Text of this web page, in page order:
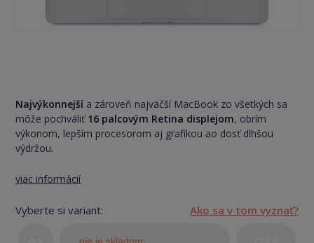
Najvýkonnejší a zároveň najväčší MacBook zo všetkých sa
môže pochváliť16 palcovým Retina displejom, obrím
výkonom, lepším procesorom aj grafikou ao dosť dlhšou
výdržou.
viac informácií
Vyberte si variant: Ako sa v tom vyznať?